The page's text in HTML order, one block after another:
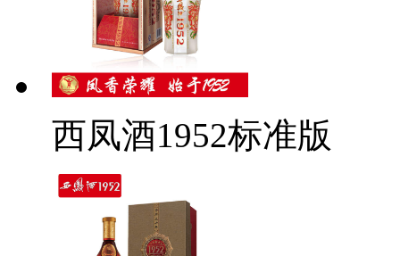
西凤酒1952标准版